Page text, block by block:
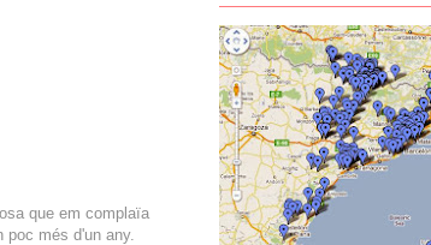
que em complaïa
més d'un any.